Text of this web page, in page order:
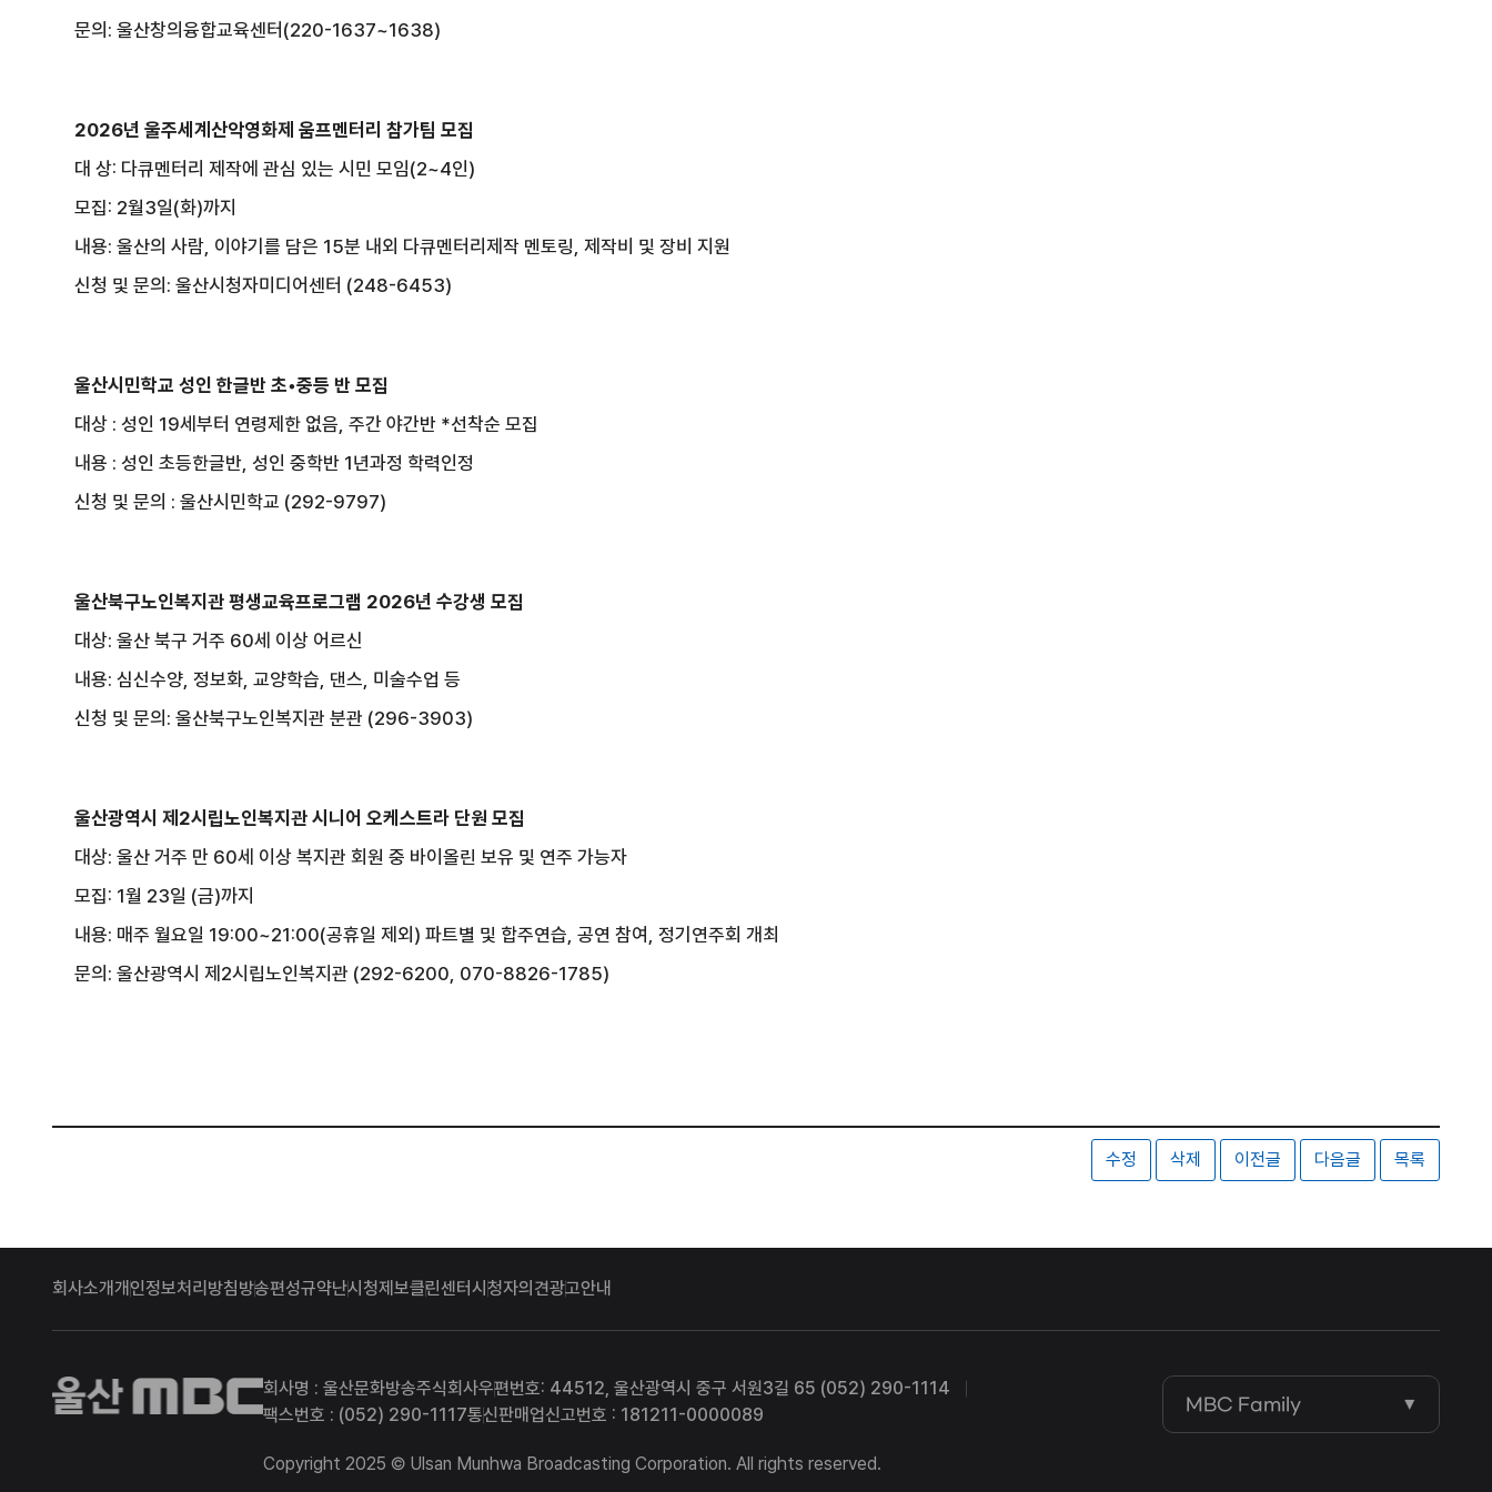
문의: 울산창의융합교육센터(220-1637~1638)
2026년 울주세계산악영화제 움프멘터리 참가팀 모집
대 상: 다큐멘터리 제작에 관심 있는 시민 모임(2~4인)
모집: 2월3일(화)까지
내용: 울산의 사람, 이야기를 담은 15분 내외 다큐멘터리제작 멘토링, 제작비 및 장비 지원
신청 및 문의: 울산시청자미디어센터 (248-6453)
울산시민학교 성인 한글반 초•중등 반 모집
대상 : 성인 19세부터 연령제한 없음, 주간 야간반 *선착순 모집
내용 : 성인 초등한글반, 성인 중학반 1년과정 학력인정
신청 및 문의 : 울산시민학교 (292-9797)
울산북구노인복지관 평생교육프로그램 2026년 수강생 모집
대상: 울산 북구 거주 60세 이상 어르신
내용: 심신수양, 정보화, 교양학습, 댄스, 미술수업 등
신청 및 문의: 울산북구노인복지관 분관 (296-3903)
울산광역시 제2시립노인복지관 시니어 오케스트라 단원 모집
대상: 울산 거주 만 60세 이상 복지관 회원 중 바이올린 보유 및 연주 가능자
모집: 1월 23일 (금)까지
내용: 매주 월요일 19:00~21:00(공휴일 제외) 파트별 및 합주연습, 공연 참여, 정기연주회 개최
문의: 울산광역시 제2시립노인복지관 (292-6200, 070-8826-1785)
수정 삭제 이전글 다음글 목록
회사소개개인정보처리방침방송편성규약난시청제보클린센터시청자의견광고안내
울산MBC 회사명 : 울산문화방송주식회사우편번호: 44512, 울산광역시 중구 서원3길 65 (052) 290-1114
팩스번호 : (052) 290-1117통신판매업신고번호 : 181211-0000089
Copyright 2025 © Ulsan Munhwa Broadcasting Corporation. All rights reserved.
MBC Family